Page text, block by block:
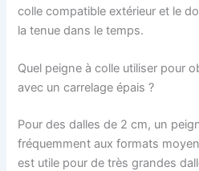
colle compatible extérieur et le
la tenue dans le temps.
Quel peigne à colle utiliser pour
avec un carrelage épais ?
Pour des dalles de 2 cm, un
fréquemment aux formats
est utile pour de très grandes